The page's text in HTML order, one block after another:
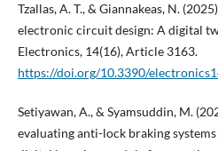
Tzallas, A. T., & Giannakeas, N.
electronic circuit design: A digital
Electronics, 14(16), Article 3163.
https://doi.org/10.3390/
Setiyawan, A., & Syamsuddin, M.
evaluating anti-lock braking systems